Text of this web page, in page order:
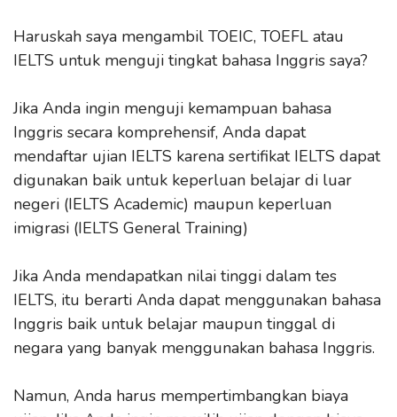
Haruskah saya mengambil TOEIC, TOEFL atau
IELTS untuk menguji tingkat bahasa Inggris saya?
Jika Anda ingin menguji kemampuan bahasa
Inggris secara komprehensif, Anda dapat
mendaftar ujian IELTS karena sertifikat IELTS dapat
digunakan baik untuk keperluan belajar di luar
negeri (IELTS Academic) maupun keperluan
imigrasi (IELTS General Training)
Jika Anda mendapatkan nilai tinggi dalam tes
IELTS, itu berarti Anda dapat menggunakan bahasa
Inggris baik untuk belajar maupun tinggal di
negara yang banyak menggunakan bahasa Inggris.
Namun, Anda harus mempertimbangkan biaya